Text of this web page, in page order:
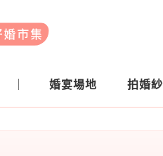
集 婚宴場地 拍婚紗